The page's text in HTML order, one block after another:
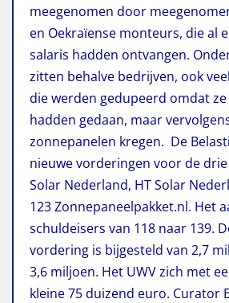
meegenomen door
en Oekraïense monteurs, die al
salaris hadden ontvangen.
zitten behalve bedrijven, ook
die werden gedupeerd omdat
hadden gedaan, maar
zonnepanelen kregen. De
nieuwe vorderingen voor de drie
Solar Nederland, HT Solar
123 Zonnepaneelpakket.nl. Het
schuldeisers van 118 naar 139.
vordering is bijgesteld van 2,7
3,6 miljoen. Het UWV zich met
kleine 75 duizend euro. Curator